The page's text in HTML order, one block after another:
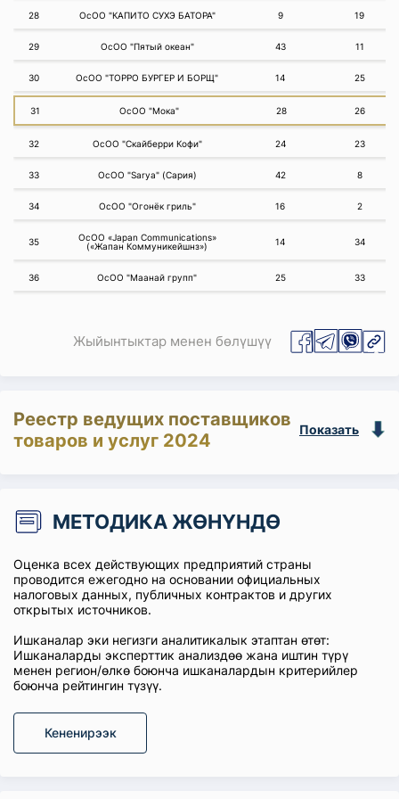
28 ОсОО "КАПИТО СУХЭ БАТОРА" 9 19
29 ОсОО "Пятый океан" 43 11
30 ОсОО "ТОРРО БУРГЕР И БОРЩ" 14 25
31 ОсОО "Мока" 28 26
32 ОсОО "Скайберри Кофи" 24 23
33 ОсОО "Sarya" (Сария) 42 8
34 ОсОО "Огонёк гриль" 16 2
35
ОсОО «Japan Communications»
(«Жапан Коммуникейшнз»)
14 34
36 ОсОО "Маанай групп" 25 33
Жыйынтыктар менен бөлүшүү
Реестр ведущих поставщиков
товаров и услуг 2024
Показать
МЕТОДИКА ЖӨНҮНДӨ
Оценка всех действующих предприятий страны
проводится ежегодно на основании официальных
налоговых данных, публичных контрактов и других
открытых источников.
Ишканалар эки негизги аналитикалык этаптан өтөт:
Ишканаларды эксперттик анализдөө жана иштин түрү
менен регион/өлкө боюнча ишканалардын критерийлер
боюнча рейтингин түзүү.
Кененирээк